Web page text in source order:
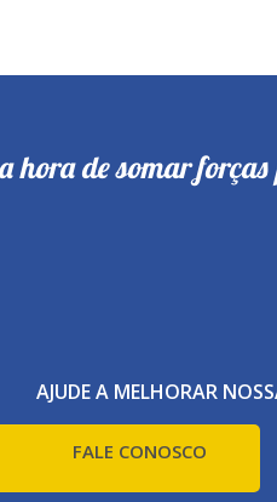
hora de somar
AJUDE A MELHORAR
FALE CONOSCO